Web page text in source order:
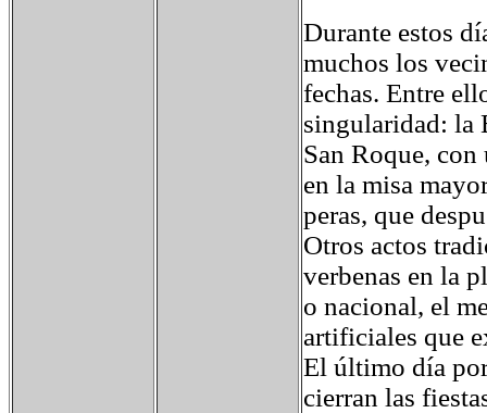
Durante estos
muchos los
fechas. Entre
singularidad: la
San Roque, con
en la misa
peras, que
Otros actos
verbenas en la
o nacional, el
artificiales que
El último día
cierran las